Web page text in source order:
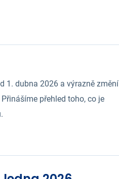
1. dubna 2026 a výrazně změní
přehled toho, co je